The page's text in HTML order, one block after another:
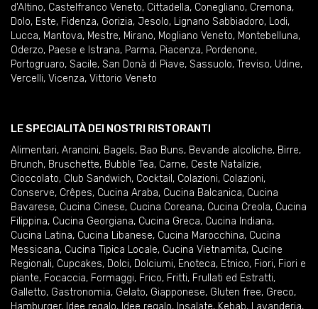
d'Altino, Castelfranco Veneto, Cittadella, Conegliano, Cremona,
Dolo, Este, Fidenza, Gorizia, Jesolo, Lignano Sabbiadoro, Lodi,
Lucca, Mantova, Mestre, Mirano, Mogliano Veneto, Montebelluna,
Oderzo, Paese e Istrana, Parma, Piacenza, Pordenone,
Portogruaro, Sacile, San Donà di Piave, Sassuolo, Treviso, Udine,
Vercelli, Vicenza, Vittorio Veneto
LE SPECIALITÀ DEI NOSTRI RISTORANTI
Alimentari, Arancini, Bagels, Bao Buns, Bevande alcoliche, Birre,
Brunch, Bruschette, Bubble Tea, Carne, Ceste Natalizie,
Cioccolato, Club Sandwich, Cocktail , Colazioni, Colazioni,
Conserve, Crêpes, Cucina Araba, Cucina Balcanica, Cucina
Bavarese, Cucina Cinese, Cucina Coreana, Cucina Creola, Cucina
Filippina, Cucina Georgiana, Cucina Greca, Cucina Indiana,
Cucina Latina, Cucina Libanese, Cucina Marocchina, Cucina
Messicana, Cucina Tipica Locale, Cucina Vietnamita, Cucine
Regionali, Cupcakes, Dolci, Dolciumi, Enoteca, Etnico, Fiori, Fiori e
piante, Focaccia, Formaggi, Frico, Fritti, Frullati ed Estratti,
Galletto, Gastronomia, Gelato, Giapponese, Gluten free, Greco,
Hamburger, Idee regalo, Idee regalo, Insalate, Kebab, Lavanderia,